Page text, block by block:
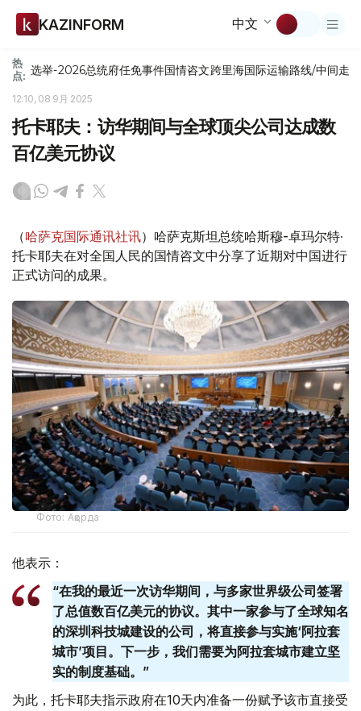
KAZINFORM 中文
热
点: 选举-2026总统府任免事件国情咨文跨里海国际运输路线/中间走廊
12:10, 08 9月 2025
托卡耶夫：访华期间与全球顶尖公司达成数
百亿美元协议
（哈萨克国际通讯社讯）哈萨克斯坦总统哈斯穆-卓玛尔特·
托卡耶夫在对全国人民的国情咨文中分享了近期对中国进行
正式访问的成果。
Фото: Ақорда
他表示：
“在我的最近一次访华期间，与多家世界级公司签署
了总值数百亿美元的协议。其中一家参与了全球知名
的深圳科技城建设的公司，将直接参与实施‘阿拉套
城市’项目。下一步，我们需要为阿拉套城市建立坚
实的制度基础。”
为此，托卡耶夫指示政府在10天内准备一份赋予该市直接受